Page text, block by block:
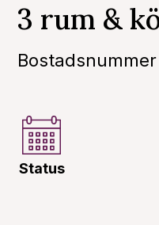
3 rum &
Status